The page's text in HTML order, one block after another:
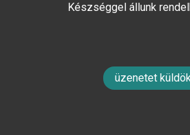
Készséggel állunk
üzenetet